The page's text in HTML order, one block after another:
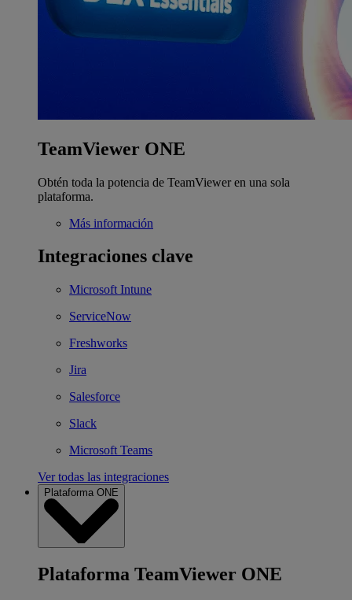
TeamViewer ONE
Obtén toda la potencia de TeamViewer en una sola
plataforma.
Más información
Integraciones clave
Microsoft Intune
ServiceNow
Freshworks
Jira
Salesforce
Slack
Microsoft Teams
Ver todas las integraciones
Plataforma ONE
Plataforma TeamViewer ONE